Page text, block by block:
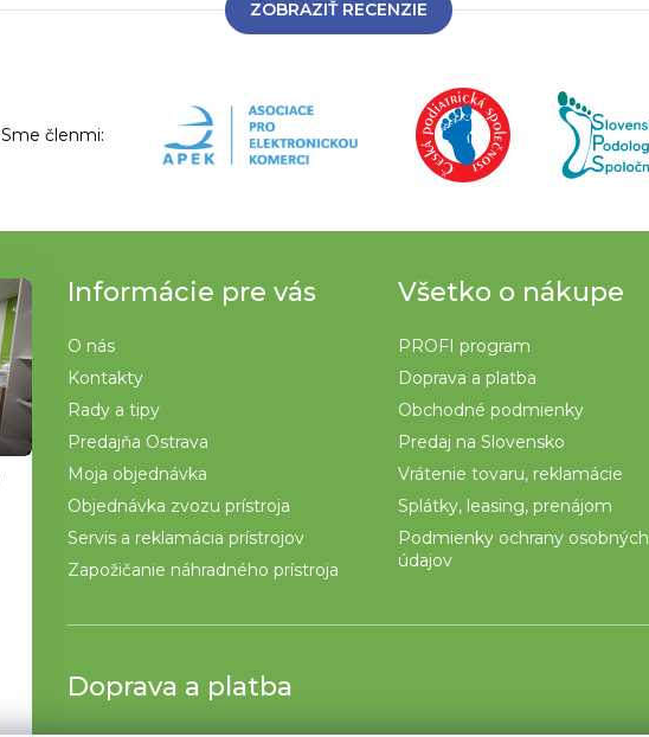
ZOBRAZIŤ RECENZIE
Sme členmi:
Informácie pre vás
O nás
Kontakty
Rady a tipy
Predajňa Ostrava
Moja objednávka
Objednávka zvozu prístroja
Servis a reklamácia prístrojov
Zapožičanie náhradného prístroja
Všetko o nákupe
PROFI program
Doprava a platba
Obchodné podmienky
Predaj na Slovensko
Vrátenie tovaru, reklamácie
Splátky, leasing, prenájom
Podmienky ochrany osobných
údajov
Doprava a platba